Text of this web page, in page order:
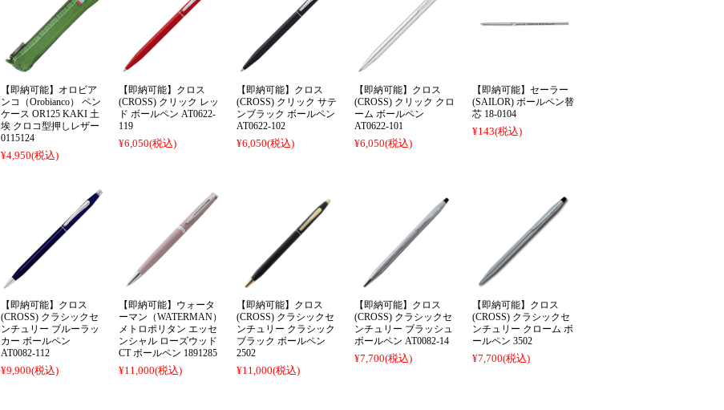
【即納可能】オロビア
ンコ（Orobianco） ペン
ケース OR125 KAKI 土
埃 クロコ型押しレザー
0115124
¥4,950(税込)
【即納可能】クロス
(CROSS) クリック レッ
ド ボールペン AT0622-
119
¥6,050(税込)
【即納可能】クロス
(CROSS) クリック サテ
ンブラック ボールペン
AT0622-102
¥6,050(税込)
【即納可能】クロス
(CROSS) クリック クロ
ーム ボールペン
AT0622-101
¥6,050(税込)
【即納可能】セーラー
(SAILOR) ボールペン替
芯 18-0104
¥143(税込)
【即納可能】クロス
(CROSS) クラシックセ
ンチュリー ブルーラッ
カー ボールペン
AT0082-112
¥9,900(税込)
【即納可能】ウォータ
ーマン（WATERMAN）
メトロポリタン エッセ
ンシャル ローズウッド
CT ボールペン 1891285
¥11,000(税込)
【即納可能】クロス
(CROSS) クラシックセ
ンチュリー クラシック
ブラック ボールペン
2502
¥11,000(税込)
【即納可能】クロス
(CROSS) クラシックセ
ンチュリー ブラッシュ
ボールペン AT0082-14
¥7,700(税込)
【即納可能】クロス
(CROSS) クラシックセ
ンチュリー クローム ボ
ールペン 3502
¥7,700(税込)